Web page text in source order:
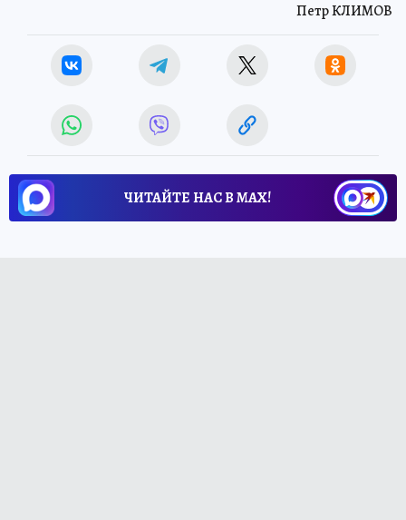
Петр КЛИМОВ
ЧИТАЙТЕ НАС В МАХ!